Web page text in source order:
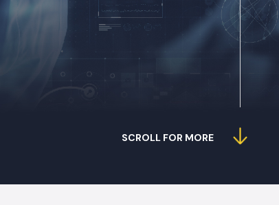
SCROLL FOR MORE